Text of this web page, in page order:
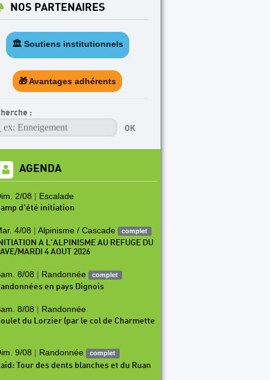
escalade en salle (SAE) 2026-2027
NOS PARTENAIRES
🏛️ Soutiens institutionnels
🎁 Avantages adhérents
:
AGENDA
2/08 | Escalade
d'été initiation
4/08 | Alpinisme / Cascade complet
A L'ALPINISME AU REFUGE DU
MARDI 4 AOUT 2026
8/08 | Randonnée complet
en pays Dignois
8/08 | Randonnée
du Lorzier (par le col de Charmette
9/08 | Randonnée complet
Tour des dents blanches et du Ruan